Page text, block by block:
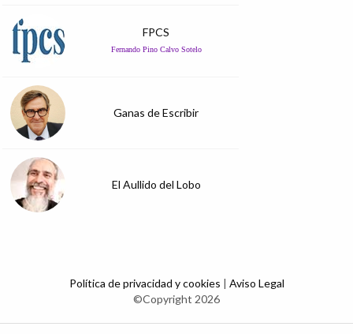
FPCS
Fernando Pino Calvo Sotelo
Ganas de Escribir
El Aullido del Lobo
Política de privacidad y cookies | Aviso Legal
©Copyright 2026